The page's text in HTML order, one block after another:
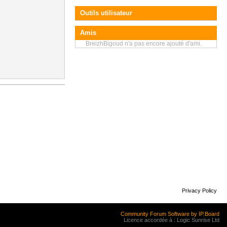
Outils utilisateur
Amis
BreizhBigoud n'a pas encore ajouté d'ami.
Privacy Policy
Community Forum Software by IP.Board
Licence accordée à : Logic Sunrise Ltd